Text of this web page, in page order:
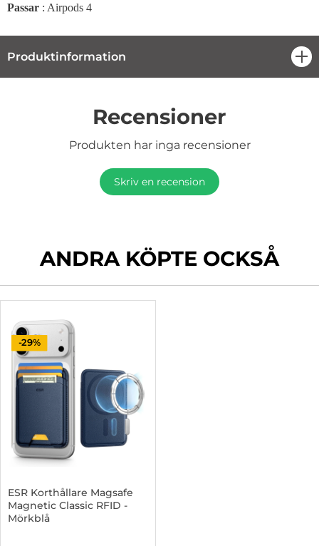
Passar : Airpods 4
Produktinformation
Recensioner
Produkten har inga recensioner
Skriv en recension
ANDRA KÖPTE OCKSÅ
-29%
ESR Korthållare Magsafe
Magnetic Classic RFID -
Mörkblå